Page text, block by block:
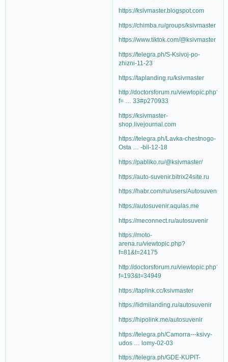
https://ksivmaster.blogspot.com
https://chimba.ru/groups/ksivmaster
https://www.tiktok.com/@ksivmaster
https://telegra.ph/S-Ksivoj-po-
zhizni-11-23
https://taplanding.ru/ksivmaster
http://doctorsforum.ru/viewtopic.php?
f= … 33#p270933
https://ksivmaster-
shop.livejournal.com
https://telegra.ph/Lavka-chestnogo-
Osta … -bil-12-18
https://pabliko.ru/@ksivmaster/
https://auto-suvenir.bitrix24site.ru
https://habr.com/ru/users/Autosuvenir/
https://autosuvenir.aqulas.me
https://meconnect.ru/autosuvenir
https://moto-
arena.ru/viewtopic.php?
f=81&t=24175
http://doctorsforum.ru/viewtopic.php?
f=193&t=34949
https://taplink.cc/ksivmaster
https://lidmilanding.ru/autosuvenir
https://hipolink.me/autosuvenir
https://telegra.ph/Camorra---ksivy-
udos … lomy-02-03
https://telegra.ph/GDE-KUPIT-